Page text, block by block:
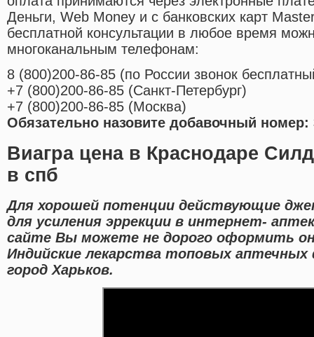
Деньги, Web Money и с банковских карт
бесплатной консультации в любое время
многоканальным телефонам:
8 (800)200-86-85 (по России звонок
+7 (800)200-86-85 (Санкт-Петербург)
+7 (800)200-86-85 (Москва)
Обязательно назовите добавочный номер:
Виагра цена в Краснодаре
в спб
Для хорошей потенции действующие
для усиления эррекции в интернет-
сайте Вы можете не дорого оформить
Индийские лекарства топовых
город Харьков.